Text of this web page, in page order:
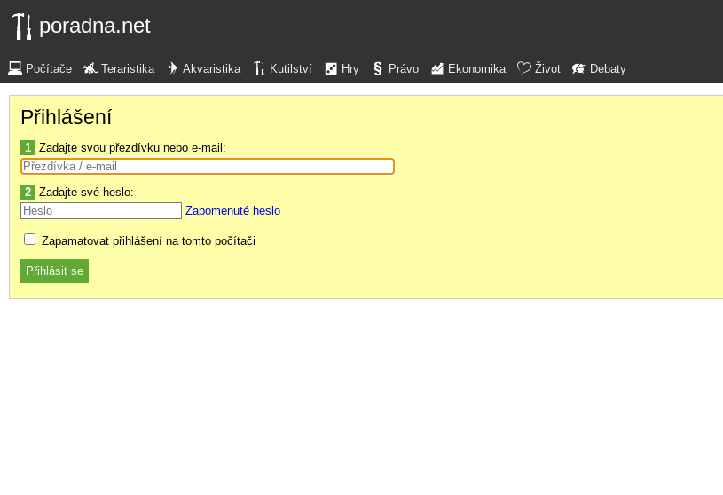
poradna.net
Počítače Teraristika Akvaristika Kutilství Hry Právo Ekonomika Život Debaty
Přihlášení
1 Zadajte svou přezdívku nebo e-mail:
2 Zadajte své heslo:
Zapomenuté heslo
Zapamatovat přihlášení na tomto počítači